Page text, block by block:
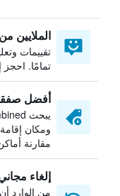
الملايين
تقييمات
تمامًا. احجز
أفضل
ومكان
مقارنة
إلغاء
من الوارد